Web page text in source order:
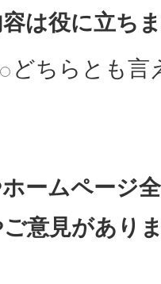
は役に立ち
どちらとも言
ームページ
意見があり